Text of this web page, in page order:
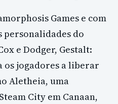
Games e com
personalidades do
e Dodger, Gestalt:
os jogadores a liberar
Aletheia, uma
City em Canaan,